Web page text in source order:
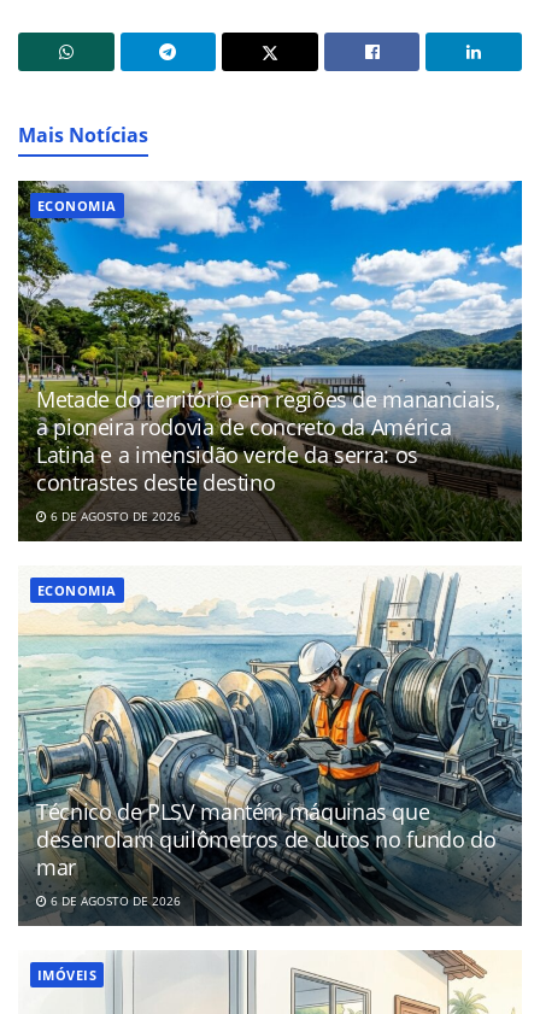
Mais Notícias
ECONOMIA
Metade do território em regiões de mananciais,
a pioneira rodovia de concreto da América
Latina e a imensidão verde da serra: os
contrastes deste destino
6 DE AGOSTO DE 2026
ECONOMIA
Técnico de PLSV mantém máquinas que
desenrolam quilômetros de dutos no fundo do
mar
6 DE AGOSTO DE 2026
IMÓVEIS